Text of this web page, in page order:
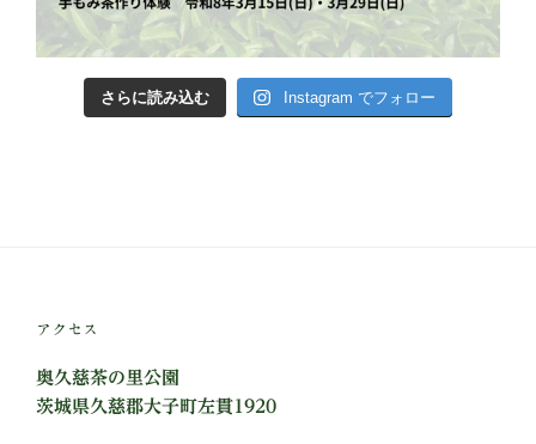
さらに読み込む Instagram でフォロー
アクセス
奥久慈茶の里公園
茨城県久慈郡大子町左貫1920